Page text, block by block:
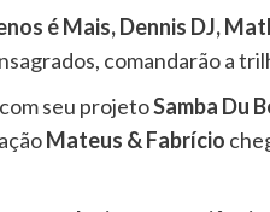
é Mais, Dennis DJ,
comandarão a
seu projetoSamba Du
Mateus & Fabrício